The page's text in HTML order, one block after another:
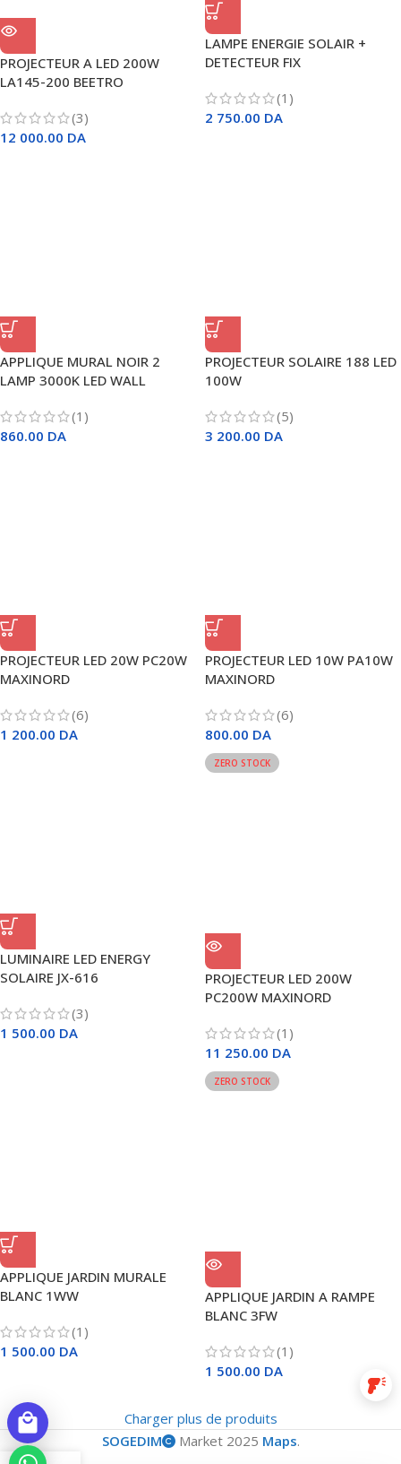
PROJECTEUR A LED 200W
LA145-200 BEETRO
(3)
12 000.00 DA
LAMPE ENERGIE SOLAIR +
DETECTEUR FIX
(1)
2 750.00 DA
APPLIQUE MURAL NOIR 2
LAMP 3000K LED WALL
(1)
860.00 DA
PROJECTEUR SOLAIRE 188 LED
100W
(5)
3 200.00 DA
PROJECTEUR LED 20W PC20W
MAXINORD
(6)
1 200.00 DA
PROJECTEUR LED 10W PA10W
MAXINORD
(6)
800.00 DA
LUMINAIRE LED ENERGY
SOLAIRE JX-616
(3)
1 500.00 DA
ZERO STOCK
PROJECTEUR LED 200W
PC200W MAXINORD
(1)
11 250.00 DA
APPLIQUE JARDIN MURALE
BLANC 1WW
(1)
1 500.00 DA
ZERO STOCK
APPLIQUE JARDIN A RAMPE
BLANC 3FW
(1)
1 500.00 DA
Charger plus de produits
SOGEDIM
Market 2025 Maps.
barcode_reader
local_mall